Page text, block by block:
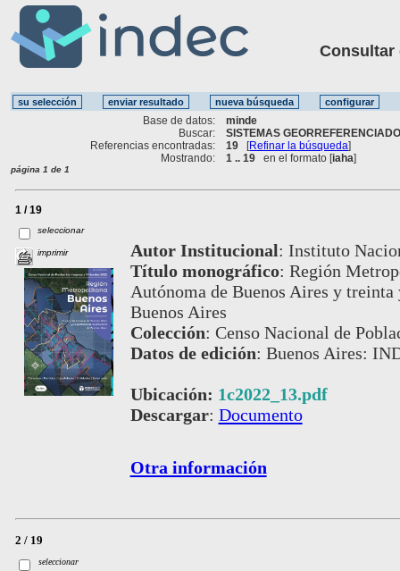
Consultar
Base de datos:
minde
Buscar:
SISTEMAS
Referencias encontradas:
19 [Refinar la búsqueda]
Mostrando:
1 .. 19 en el formato [iaha]
página 1 de 1
1 / 19
seleccionar
imprimir Autor Institucional: Instituto
Título monográfico: Región
Autónoma de Buenos Aires y
Buenos Aires
Colección: Censo Nacional de
Datos de edición: Buenos Aires:
Ubicación: 1c2022_13.pdf
Descargar: Documento
Otra información
2 / 19
seleccionar